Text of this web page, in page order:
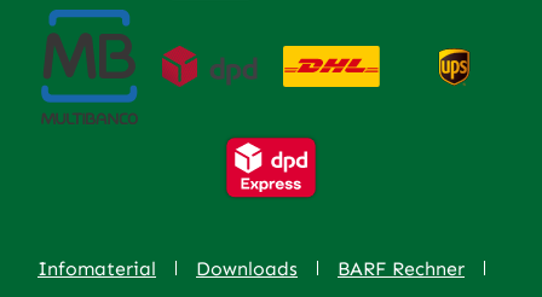
Infomaterial Downloads
BARF Rechner